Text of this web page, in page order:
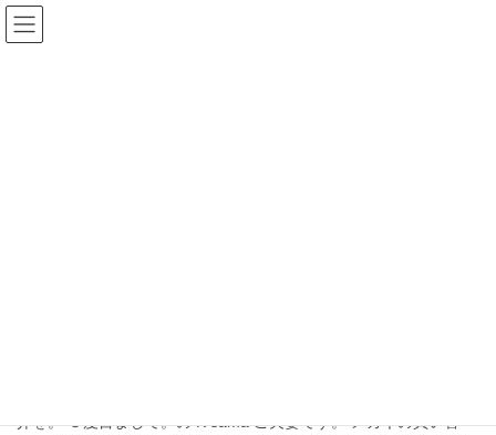
コ
ン
ナ
ビ
介を。 ３度目まして。の K sama ご夫妻です。 メガネの買い替